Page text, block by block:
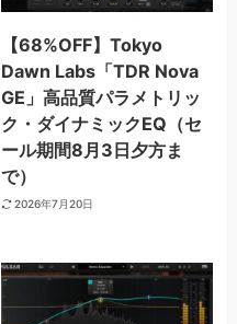
【68%OFF】Tokyo
Dawn Labs「TDR Nova
GE」高品質パラメトリッ
ク・ダイナミックEQ（セ
ール期間8月3日夕方ま
で）
2026年7月20日